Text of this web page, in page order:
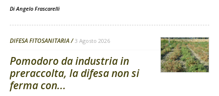
DiAngelo Frascarelli
DIFESA FITOSANITARIA 3 Agosto 2026
Pomodoro da industria in
preraccolta, la difesa non si
ferma con...